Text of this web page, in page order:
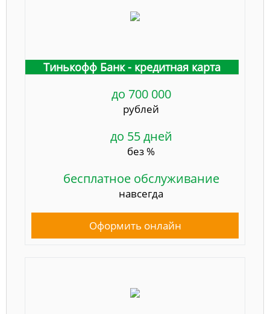
Тинькофф Банк - кредитная карта
до 700 000
рублей
до 55 дней
без %
бесплатное обслуживание
навсегда
Оформить онлайн